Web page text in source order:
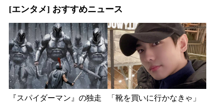
ル』がついに配信
[エンタメ] おすすめニュース
『スパイダーマン』の独走
「靴を買いに行かなきゃ」